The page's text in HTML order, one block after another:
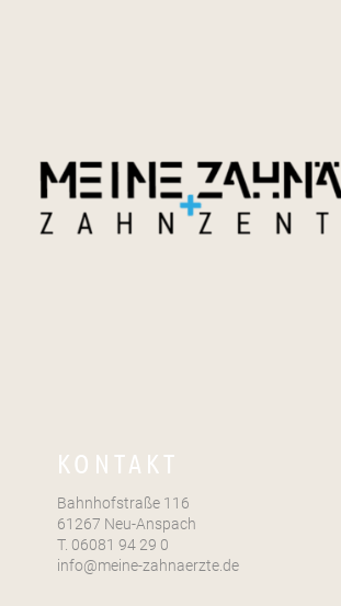
KONTAKT
Bahnhofstraße 116
61267 Neu-Anspach
T. 06081 94 29 0
info@meine-zahnaerzte.de